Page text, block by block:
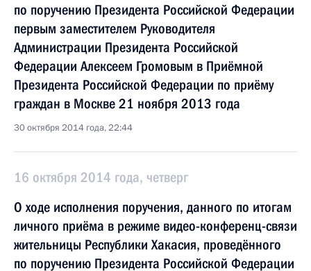
по поручению Президента Российской Федерации
первым заместителем Руководителя
Администрации Президента Российской
Федерации Алексеем Громовым в Приёмной
Президента Российской Федерации по приёму
граждан в Москве 21 ноября 2013 года
30 октября 2014 года, 22:44
16 октября 2014 года, четверг
О ходе исполнения поручения, данного по итогам
личного приёма в режиме видео-конференц-связи
жительницы Республики Хакасия, проведённого
по поручению Президента Российской Федерации